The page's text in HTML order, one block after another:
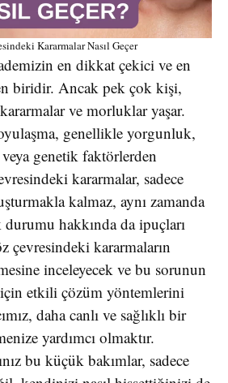
Kararmalar Nasıl Geçer
en dikkat çekici ve en
biridir. Ancak pek çok kişi,
ve morluklar yaşar.
genellikle yorgunluk,
genetik faktörlerden
kararmalar, sadece
kalmaz, aynı zamanda
hakkında da ipuçları
çevresindeki kararmaların
inceleyecek ve bu sorunun
etkili çözüm yöntemlerini
daha canlı ve sağlıklı bir
yardımcı olmaktır.
bu küçük bakımlar, sadece